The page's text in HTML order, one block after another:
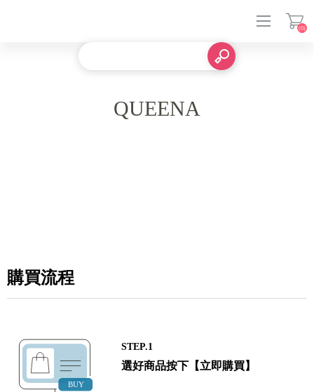
(0)
QUEENA
購買流程
STEP.1
選好商品按下【立即購買】